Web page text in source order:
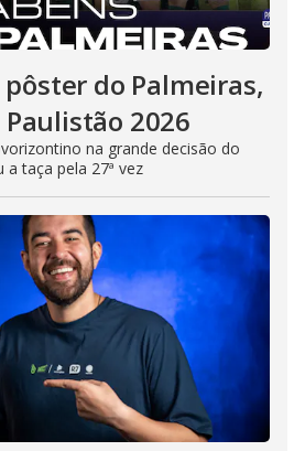
do Palmeiras,
2026
na grande decisão do
taça pela 27ª vez